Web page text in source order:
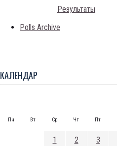
Результаты
Polls Archive
КАЛЕНДАР
Пн Вт Ср Чт Пт
1 2 3